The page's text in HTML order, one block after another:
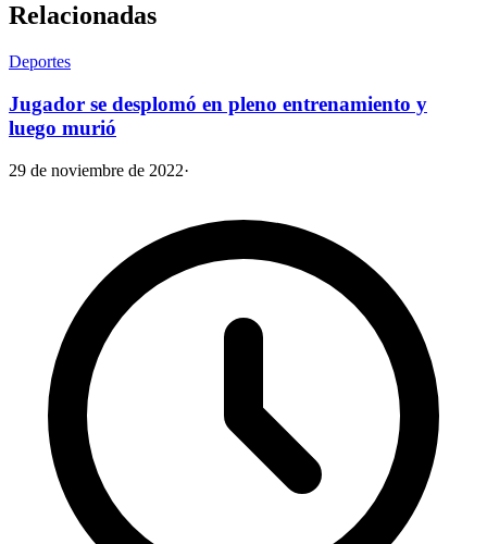
Relacionadas
Deportes
Jugador se desplomó en pleno entrenamiento y
luego murió
29 de noviembre de 2022·